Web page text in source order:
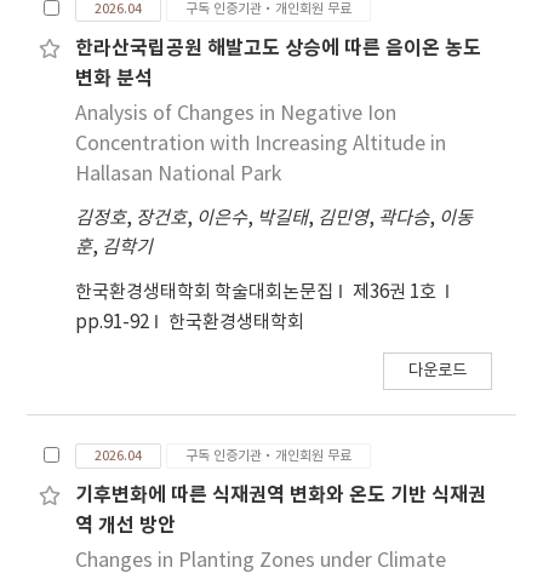
2026.04 구독 인증기관·개인회원 무료
한라산국립공원 해발고도 상승에 따른 음이온 농도
변화 분석
Analysis of Changes in Negative Ion
Concentration with Increasing Altitude in
Hallasan National Park
김정호, 장건호, 이은수, 박길태, 김민영, 곽다승, 이동
훈, 김학기
한국환경생태학회 학술대회논문집
제36권 1호
pp.91-92
한국환경생태학회
다운로드
2026.04 구독 인증기관·개인회원 무료
기후변화에 따른 식재권역 변화와 온도 기반 식재권
역 개선 방안
Changes in Planting Zones under Climate